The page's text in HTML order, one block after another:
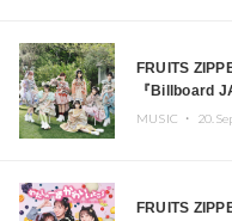
FRUITS
『Billboard
粉絲的感謝與
MUSIC ・
FRUITS